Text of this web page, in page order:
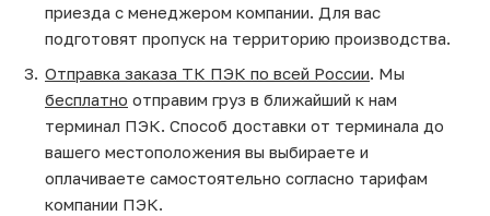
приезда с менеджером компании. Для вас
подготовят пропуск на территорию производства.
Отправка заказа ТК ПЭК по всей России. Мы
бесплатно отправим груз в ближайший к нам
терминал ПЭК. Способ доставки от терминала до
вашего местоположения вы выбираете и
оплачиваете самостоятельно согласно тарифам
компании ПЭК.